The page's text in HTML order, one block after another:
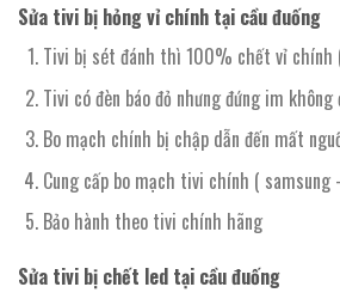
Sửa tivi bị hỏng vỉ chính tại cầu đuống
Tivi bị sét đánh thì 100% chết vỉ chính
Tivi có đèn báo đỏ nhưng đứng im không
Bo mạch chính bị chập dẫn đến mất
Cung cấp bo mạch tivi chính ( samsung
Bảo hành theo tivi chính hãng
Sửa tivi bị chết led tại cầu đuống